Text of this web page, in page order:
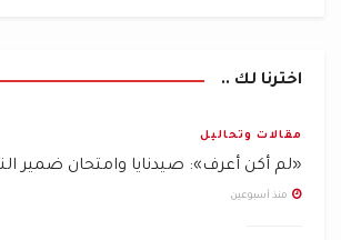
اخترنا لك ..
مقالات وتحاليل
«لم أكن أعرف»: صيدنايا وامتحان ضمير
منذ أسبوعين